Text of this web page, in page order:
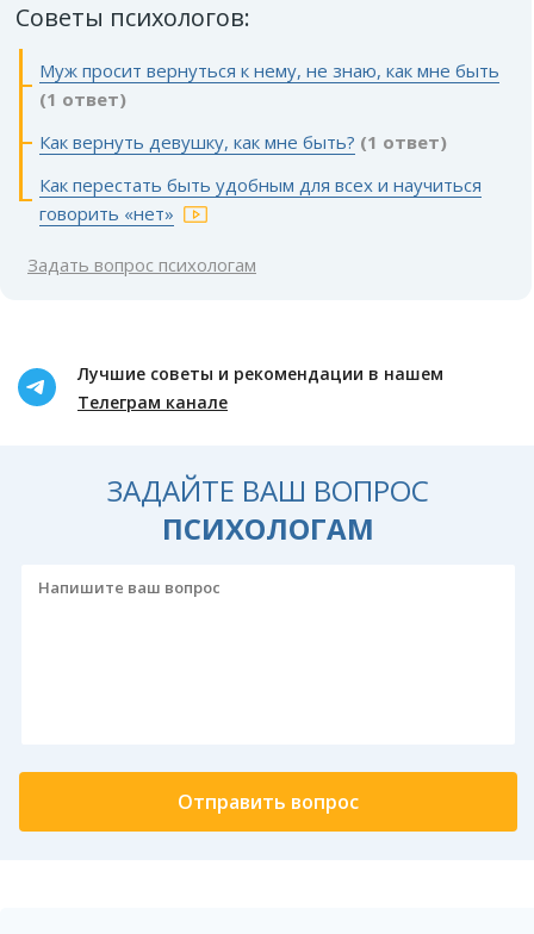
Советы психологов:
Муж просит вернуться к нему, не знаю, как мне быть
(1 ответ)
Как вернуть девушку, как мне быть? (1 ответ)
Как перестать быть удобным для всех и научиться
говорить «нет»
Задать вопрос психологам
Лучшие советы и рекомендации в нашем
Телеграм канале
ЗАДАЙТЕ ВАШ ВОПРОС
ПСИХОЛОГАМ